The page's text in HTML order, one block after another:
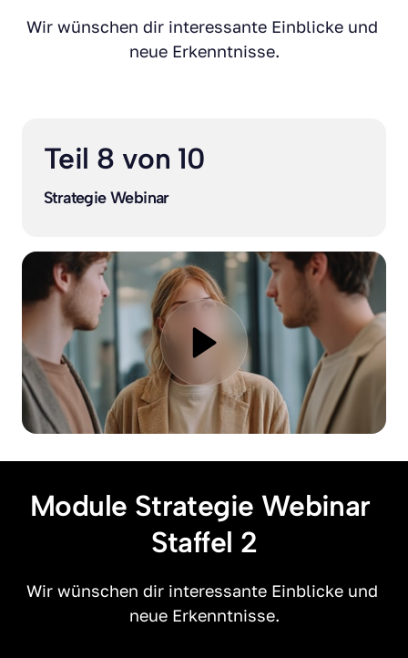
Wir wünschen dir interessante Einblicke und
neue Erkenntnisse.
Teil 8 von 10
Strategie Webinar
Module Strategie Webinar
Staffel 2
Wir wünschen dir interessante Einblicke und
neue Erkenntnisse.